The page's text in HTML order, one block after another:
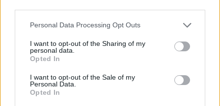
Personal Data Processing Opt Outs
I want to opt-out of the Sharing of my
personal data.
Opted In
I want to opt-out of the Sale of my
Personal Data.
Opted In
ΑΓΓΕΛΙΕΣ